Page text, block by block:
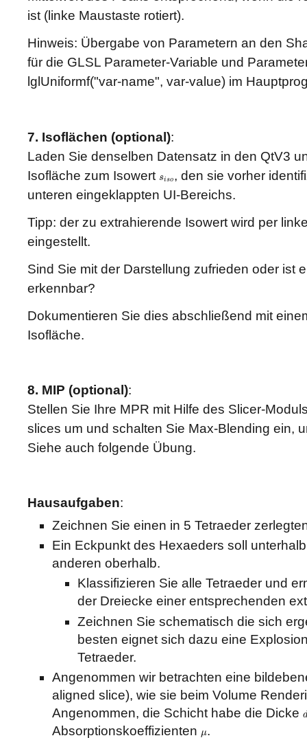
ist (linke Maustaste rotiert).
Hinweis: Übergabe von Parametern an den
für die GLSL Parameter-Variable und
lglUniformf("var-name", var-value) im
7. Isoflächen (optional):
Laden Sie denselben Datensatz in den QtV3
Isofläche zum Isowert siso
siso, den sie vorher
unteren eingeklappten UI-Bereichs.
Tipp: der zu extrahierende Isowert wird per
eingestellt.
Sind Sie mit der Darstellung zufrieden oder ist
erkennbar?
Dokumentieren Sie dies abschließend mit
Isofläche.
8. MIP (optional):
Stellen Sie Ihre MPR mit Hilfe des Slicer-
slices um und schalten Sie Max-Blending ein,
Siehe auch folgende Übung.
Hausaufgaben:
Zeichnen Sie einen in 5 Tetraeder
Ein Eckpunkt des Hexaeders soll
anderen oberhalb.
Klassifizieren Sie alle Tetraeder und
der Dreiecke einer entsprechenden
Zeichnen Sie schematisch die sich
besten eignet sich dazu eine
Tetraeder.
Angenommen wir betrachten eine
aligned slice), wie sie beim Volume
Angenommen, die Schicht habe die Dicke
Absorptionskoeffizienten μ
μ.